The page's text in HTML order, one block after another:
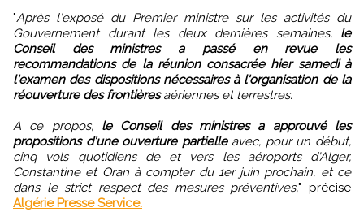
"Après l'exposé du Premier ministre sur les activités du
Gouvernement durant les deux dernières semaines, le
Conseil des ministres a passé en revue les
recommandations de la réunion consacrée hier samedi à
l'examen des dispositions nécessaires à l'organisation de la
réouverture des frontièresaériennes et terrestres.
A ce propos, le Conseil des ministres a approuvé les
propositions d'une ouverture partielleavec, pour un début,
cinq vols quotidiens de et vers les aéroports d'Alger,
Constantine et Oran à compter du 1er juin prochain, et ce
dans le strict respect des mesures préventives," précise
Algérie Presse Service.